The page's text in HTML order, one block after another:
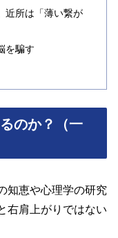
近所は「薄い繋が
を騙す
のか？（一
知恵や心理学の研究
右肩上がりではない